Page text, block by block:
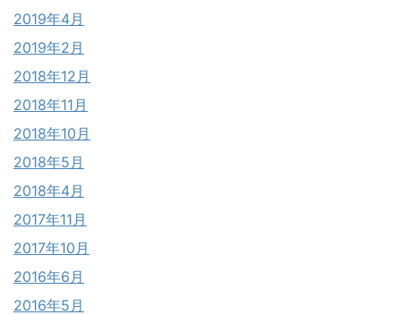
2019年4月
2019年2月
2018年12月
2018年11月
2018年10月
2018年5月
2018年4月
2017年11月
2017年10月
2016年6月
2016年5月